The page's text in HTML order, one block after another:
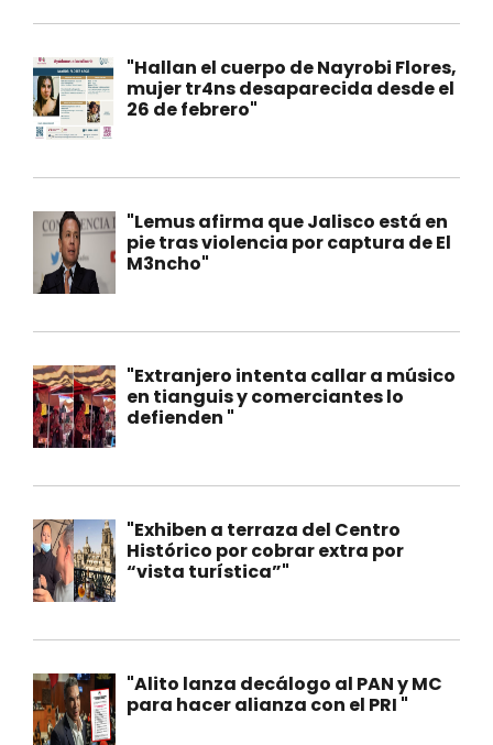
"Hallan el cuerpo de Nayrobi Flores,
mujer tr4ns desaparecida desde el
26 de febrero"
"Lemus afirma que Jalisco está en
pie tras violencia por captura de El
M3ncho"
"Extranjero intenta callar a músico
en tianguis y comerciantes lo
defienden "
"Exhiben a terraza del Centro
Histórico por cobrar extra por
“vista turística”"
"Alito lanza decálogo al PAN y MC
para hacer alianza con el PRI "